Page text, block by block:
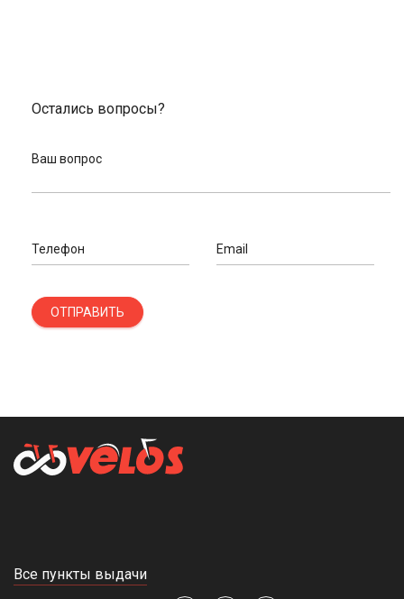
Остались вопросы?
Ваш вопрос
Телефон Email
ОТПРАВИТЬ
Все пункты выдачи